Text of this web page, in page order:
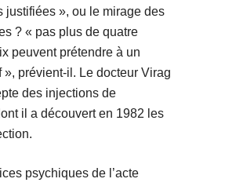
justifiées », ou le mirage des
? « pas plus de quatre
peuvent prétendre à un
», prévient-il. Le docteur Virag
des injections de
il a découvert en 1982 les
psychiques de l’acte